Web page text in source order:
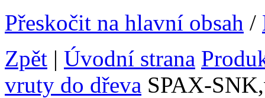
Přeskočit na hlavní obsah /
Zpět | Úvodní strana
vruty do dřeva SPAX-